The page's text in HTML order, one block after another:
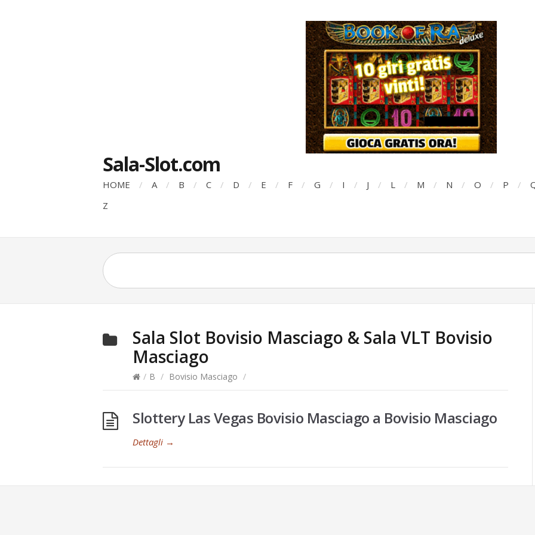
Sala-Slot.com
HOME A B C D E F G I J L M N O P
Z
Sala Slot Bovisio Masciago & Sala VLT Bovisio
Masciago
/ B / Bovisio Masciago /
Slottery Las Vegas Bovisio Masciago a Bovisio Masciago
Dettagli →